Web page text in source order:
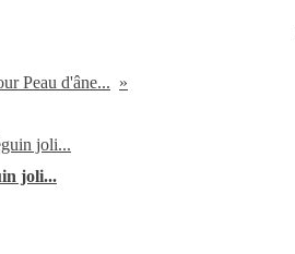
Peau d'âne...
joli...